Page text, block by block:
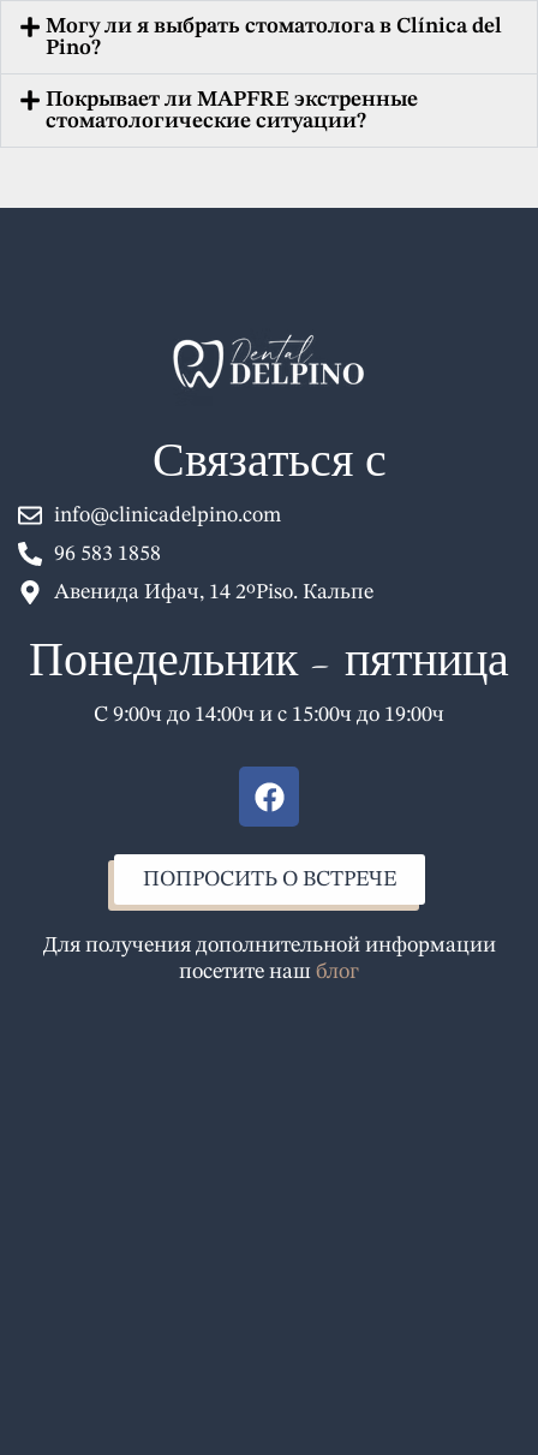
Могу ли я выбрать стоматолога в Clínica del
Pino?
Покрывает ли MAPFRE экстренные
стоматологические ситуации?
Связаться с
info@clinicadelpino.com
96 583 1858
Авенида Ифач, 14 2ºPiso. Кальпе
Понедельник - пятница
С 9:00ч до 14:00ч и с 15:00ч до 19:00ч
F
a
e
b
o
ПОПРОСИТЬ О ВСТРЕЧЕ
Для получения дополнительной информации
посетите наш блог